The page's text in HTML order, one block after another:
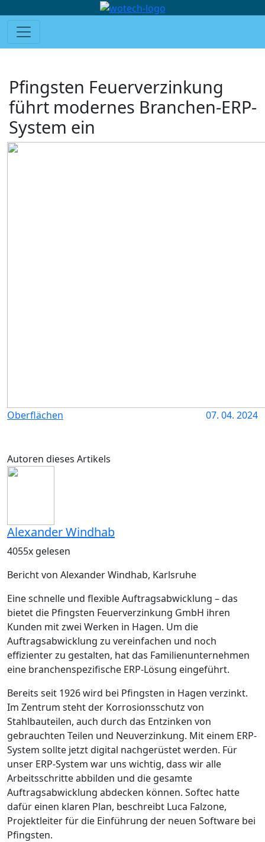
Pfingsten Feuerverzinkung
führt modernes Branchen-ERP-
System ein
Oberflächen 07. 04. 2024
Autoren dieses Artikels
Alexander Windhab
4055x gelesen
Bericht von Alexander Windhab, Karlsruhe
Eine schnelle und flexible Auftragsabwicklung – das
bietet die Pfingsten Feuerverzinkung GmbH ihren
Kunden mit zwei Werken in Hagen. Um die
Auftragsabwicklung zu vereinfachen und noch
effizienter zu gestalten, hat das Familienunternehmen
eine branchenspezifische ERP-Lösung eingeführt.
Bereits seit 1926 wird bei Pfingsten in Hagen verzinkt.
Im Zentrum steht der Korrosions­schutz von
Stahlbauteilen, auch durch das Entzinken von
gebrauchten Teilen und Neuverzinkung. Mit einem ERP-
System ­sollte jetzt digital nachgerüstet werden. Für
unser ERP-System war uns wichtig, dass wir alle
Arbeitsschritte abbilden und die gesamte
Auftragsabwicklung abdecken können. Softec hatte
dafür einen klaren Plan, beschreibt Luca Falzone,
Projektleiter für die Einführung der neuen Software bei
Pfingsten.